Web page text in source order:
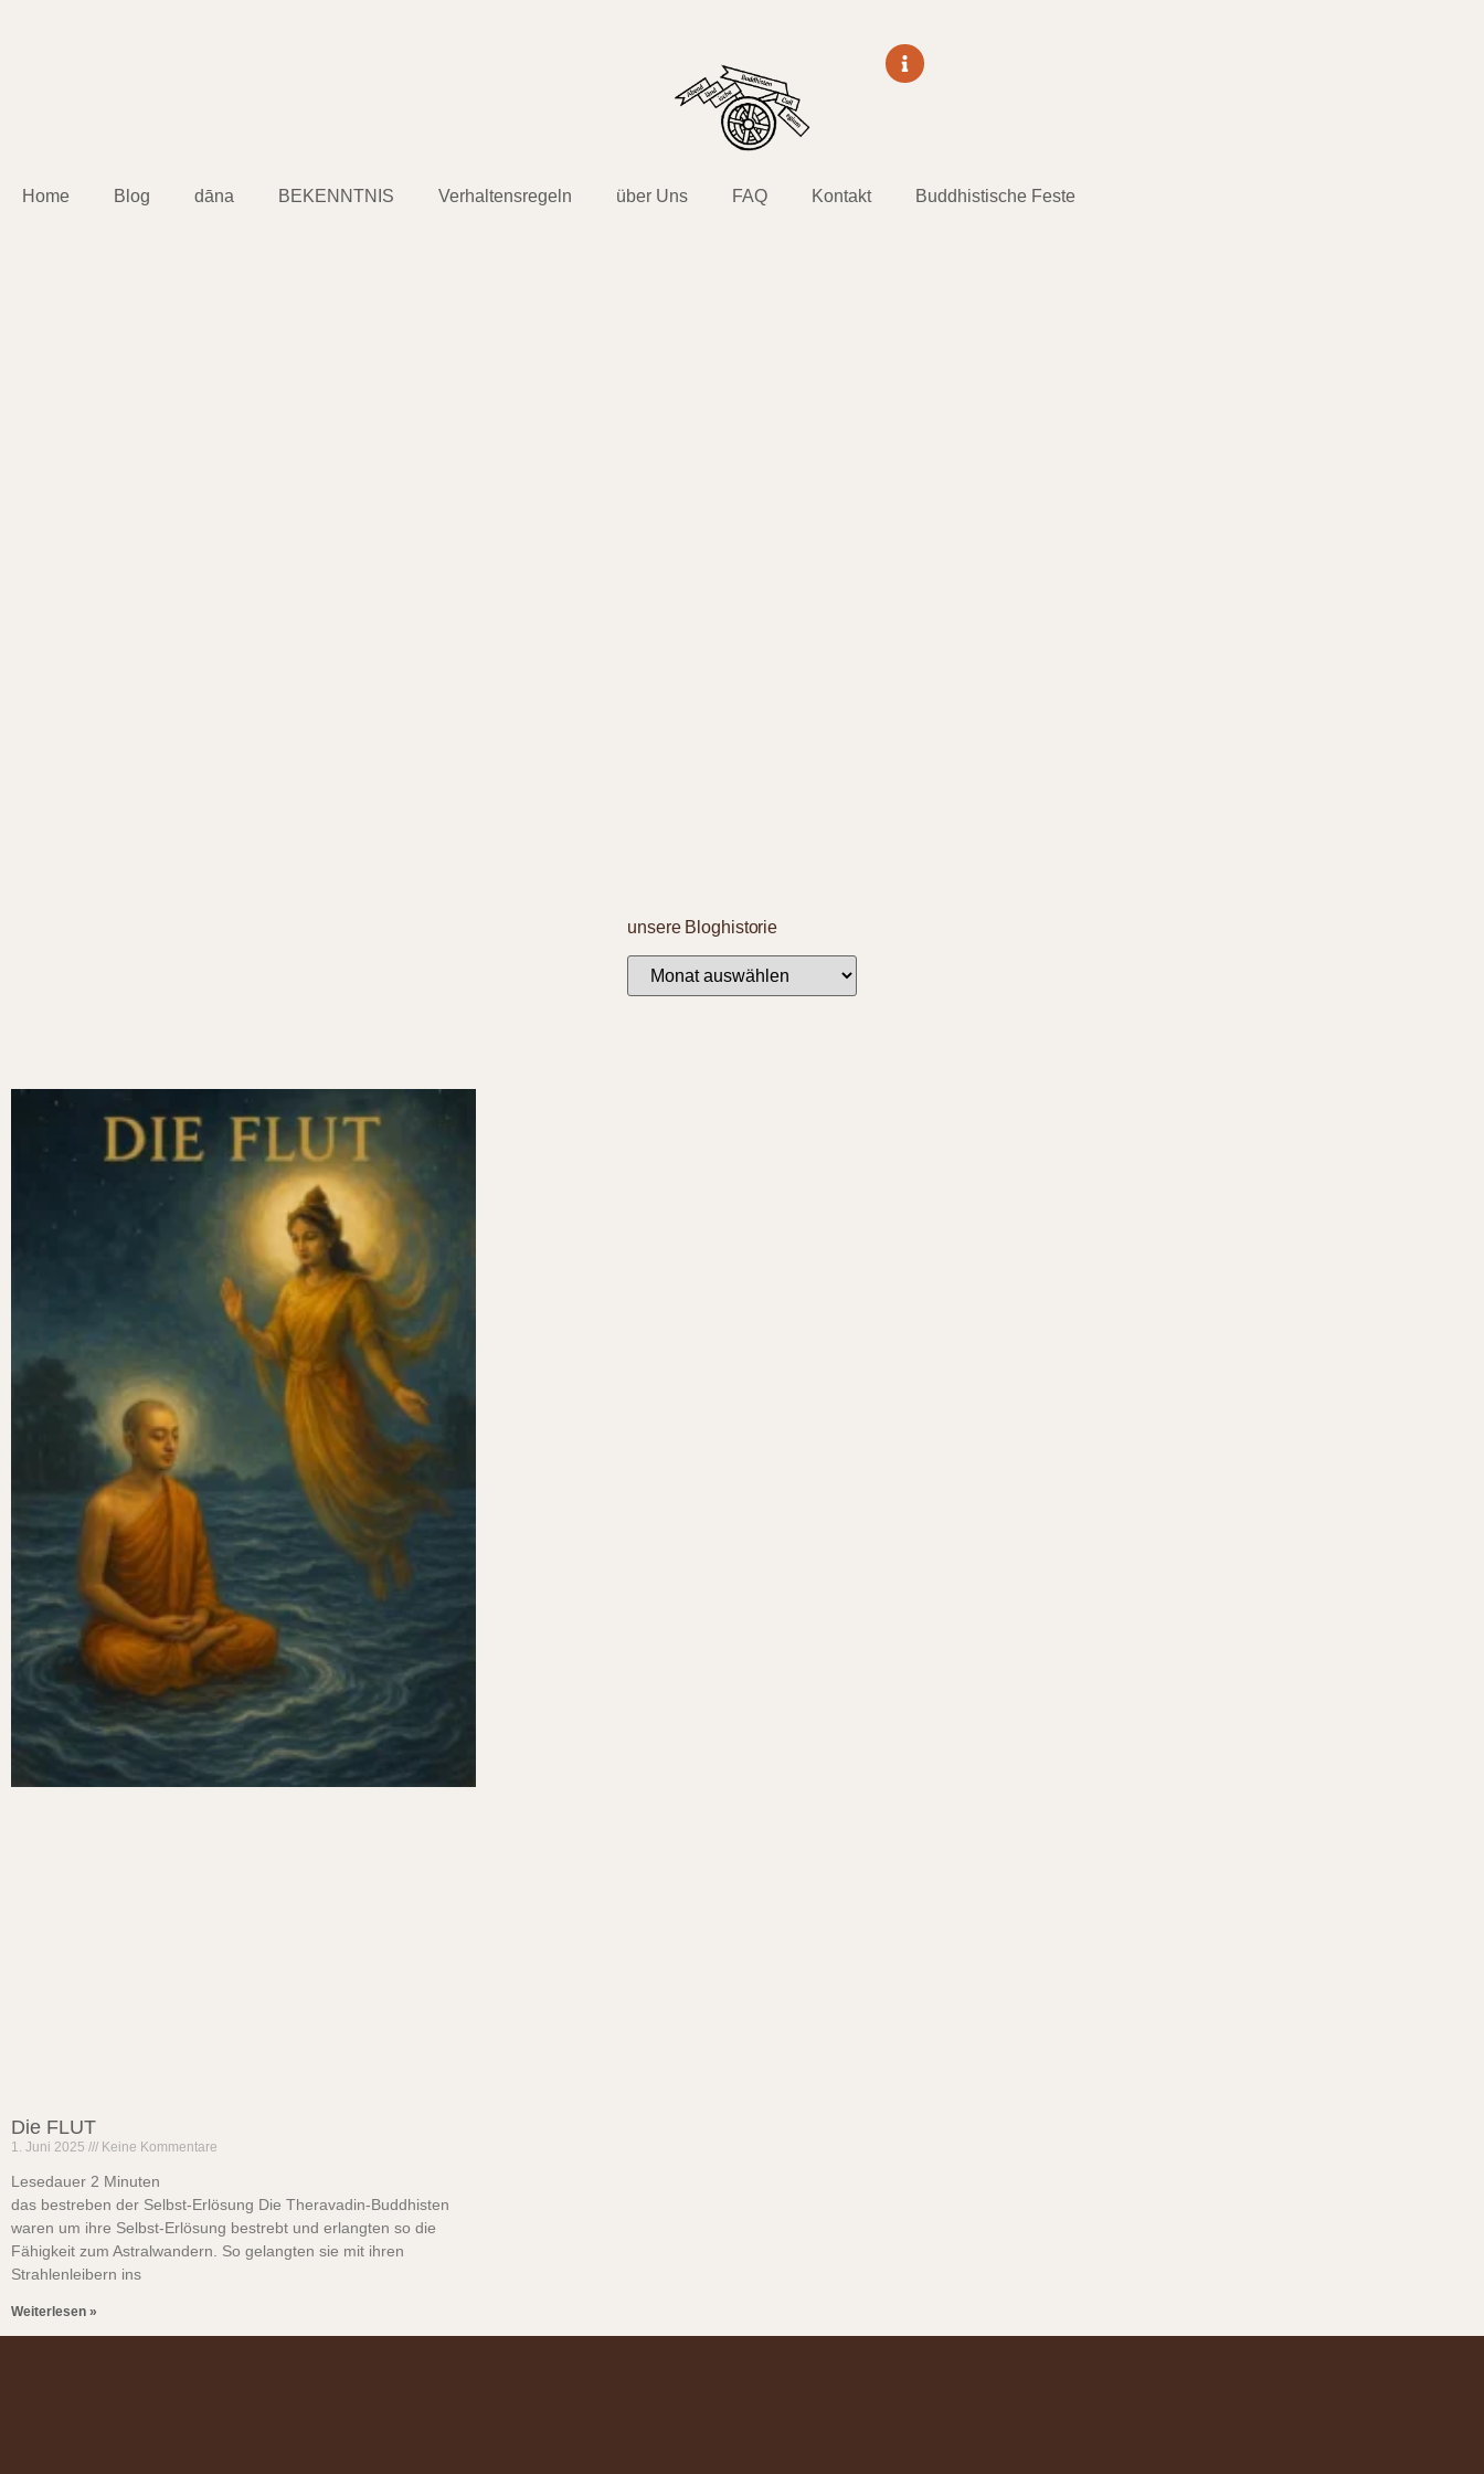
Home Blog dāna BEKENNTNIS Verhaltensregeln über Uns FAQ Kontakt Buddhistische Feste
unsere Bloghistorie
Die FLUT
1. Juni 2025 Keine Kommentare
Lesedauer 2 Minuten
das bestreben der Selbst-Erlösung Die Theravadin-Buddhisten
waren um ihre Selbst-Erlösung bestrebt und erlangten so die
Fähigkeit zum Astralwandern. So gelangten sie mit ihren
Strahlenleibern ins
Weiterlesen »